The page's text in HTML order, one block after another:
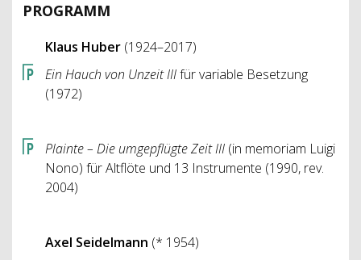
PROGRAMM
Klaus Huber (1924–2017)
Ein Hauch von Unzeit IIIfür variable Besetzung
(1972)
Plainte – Die umgepflügte Zeit III (in memoriam Luigi
Nono) für Altflöte und 13 Instrumente (1990, rev.
2004)
Axel Seidelmann (* 1954)